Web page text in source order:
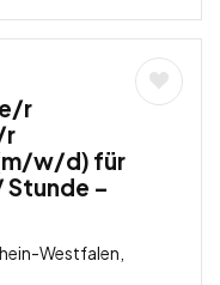
r
r
w/d) für
Stunde –
Westfalen,